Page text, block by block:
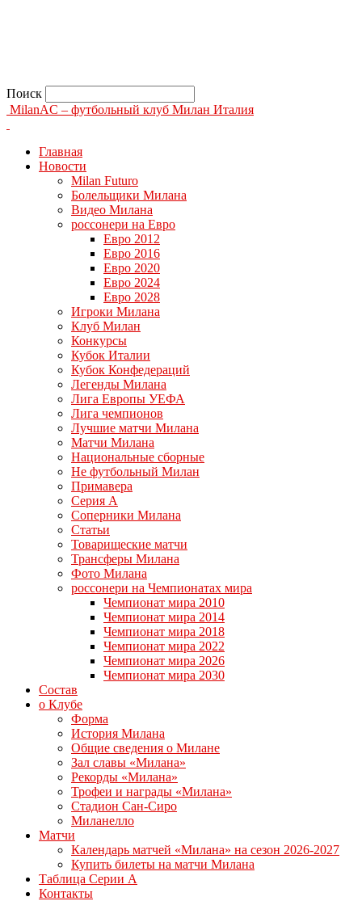
Поиск
MilanAC – футбольный клуб Милан Италия
Главная
Новости
Milan Futuro
Болельщики Милана
Видео Милана
россонери на Евро
Евро 2012
Евро 2016
Евро 2020
Евро 2024
Евро 2028
Игроки Милана
Клуб Милан
Конкурсы
Кубок Италии
Кубок Конфедераций
Легенды Милана
Лига Европы УЕФА
Лига чемпионов
Лучшие матчи Милана
Матчи Милана
Национальные сборные
Не футбольный Милан
Примавера
Серия А
Соперники Милана
Статьи
Товарищеские матчи
Трансферы Милана
Фото Милана
россонери на Чемпионатах мира
Чемпионат мира 2010
Чемпионат мира 2014
Чемпионат мира 2018
Чемпионат мира 2022
Чемпионат мира 2026
Чемпионат мира 2030
Состав
о Клубе
Форма
История Милана
Общие сведения о Милане
Зал славы «Милана»
Рекорды «Милана»
Трофеи и награды «Милана»
Стадион Сан-Сиро
Миланелло
Матчи
Календарь матчей «Милана» на сезон 2026-2027
Купить билеты на матчи Милана
Таблица Серии А
Контакты